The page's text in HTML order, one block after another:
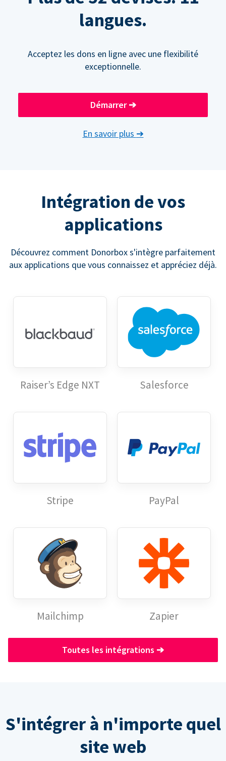
langues.
Acceptez les dons en ligne avec une flexibilité
exceptionnelle.
Démarrer➔
En savoir plus ➔
Intégration de vos
applications
Découvrez comment Donorbox s'intègre parfaitement
aux applications que vous connaissez et appréciez déjà.
Raiser’s Edge NXT Salesforce
Stripe PayPal
Mailchimp Zapier
Toutes les intégrations ➔
S'intégrer à n'importe quel
site web